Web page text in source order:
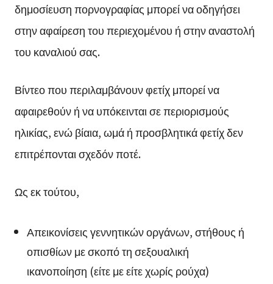
δημοσίευση πορνογραφίας μπορεί να οδηγήσει
στην αφαίρεση του περιεχομένου ή στην αναστολή
του καναλιού σας.
Βίντεο που περιλαμβάνουν φετίχ μπορεί να
αφαιρεθούν ή να υπόκεινται σε περιορισμούς
ηλικίας, ενώ βίαια, ωμά ή προσβλητικά φετίχ δεν
επιτρέπονται σχεδόν ποτέ.
Ως εκ τούτου,
Απεικονίσεις γεννητικών οργάνων, στήθους ή
οπισθίων με σκοπό τη σεξουαλική
ικανοποίηση (είτε με είτε χωρίς ρούχα)